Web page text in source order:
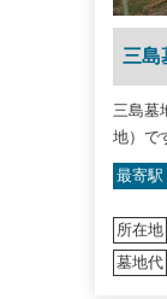
三島
三島墓
地）で
最寄駅
所在地
墓地代